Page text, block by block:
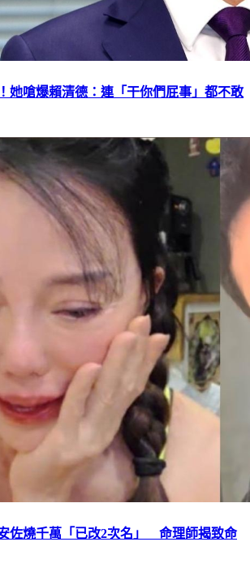
她嗆爆賴清德：連「干你們屁事」都不敢
佐燒千萬「已改2次名」 命理師揭致命